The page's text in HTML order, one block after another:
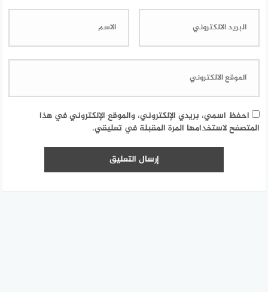
احفظ اسمي، بريدي الإلكتروني، والموقع الإلكتروني في هذا
المتصفح لاستخدامها المرة المقبلة في تعليقي.